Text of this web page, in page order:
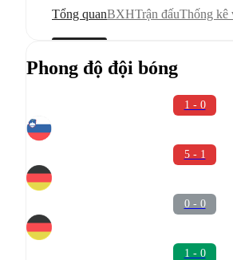
Tổng quanBXHTrận đấuThống kê
Phong độ đội bóng
1 - 0
5 - 1
0 - 0
1 - 0